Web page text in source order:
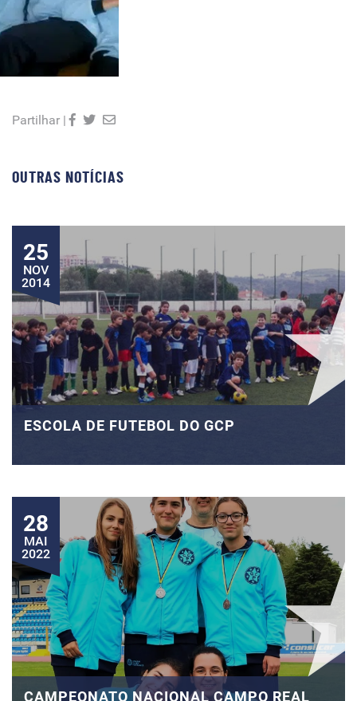
Partilhar |
OUTRAS NOTÍCIAS
25
NOV
2014
ESCOLA DE FUTEBOL DO GCP
28
MAI
2022
CAMPEONATO NACIONAL CAMPO REAL